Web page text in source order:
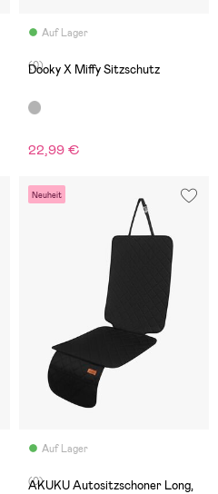
Auf Lager
(0)
Dooky X Miffy Sitzschutz
22,99 €
Neuheit
Auf Lager
(0)
AKUKU Autositzschoner Long,